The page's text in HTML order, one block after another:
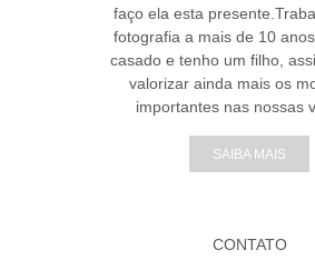
faço ela esta
fotografia a mais de 10
casado e tenho um filho,
valorizar ainda mais os
importantes nas nossas
SAIBA MAIS
CONTATO